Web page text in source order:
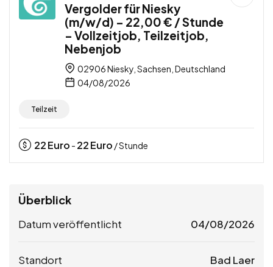
Vergolder für Niesky
(m/w/d) – 22,00 € / Stunde
– Vollzeitjob, Teilzeitjob,
Nebenjob
02906 Niesky, Sachsen, Deutschland
04/08/2026
Teilzeit
22Euro - 22Euro / Stunde
Überblick
Datum veröffentlicht 04/08/2026
Standort Bad Laer